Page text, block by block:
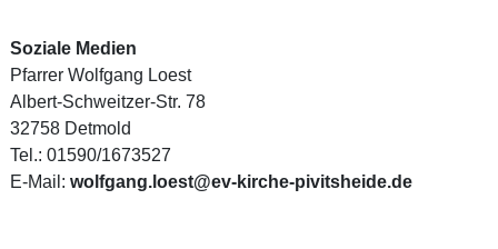
Soziale Medien
Pfarrer Wolfgang Loest
Albert-Schweitzer-Str. 78
32758 Detmold
Tel.: 01590/1673527
E-Mail: wolfgang.loest@ev-kirche-pivitsheide.de